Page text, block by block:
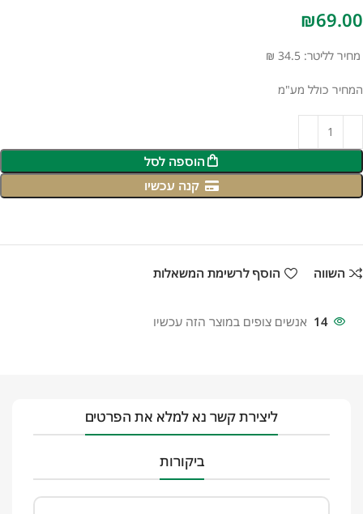
₪
מחיר לליטר: 34.5 ₪
המחיר כולל מע"מ
הוספה לסל
קנה עכשיו
השווה הוסף לרשימת המשאלות
14 אנשים צופים במוצר הזה עכשיו
ליצירת קשר נא למלא את הפרטים
ביקורות